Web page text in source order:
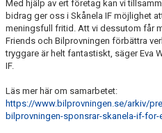
Med hjälp av ert företag kan vi
bidrag ger oss i Skånela IF möjlighet
meningsfull fritid. Att vi dessutom får
Friends och Bilprovningen förbättra
tryggare är helt fantastiskt, säger Eva
IF.
Läs mer här om samarbetet:
https://www.bilprovningen.se/arkiv/
bilprovningen-sponsrar-skanela-if-